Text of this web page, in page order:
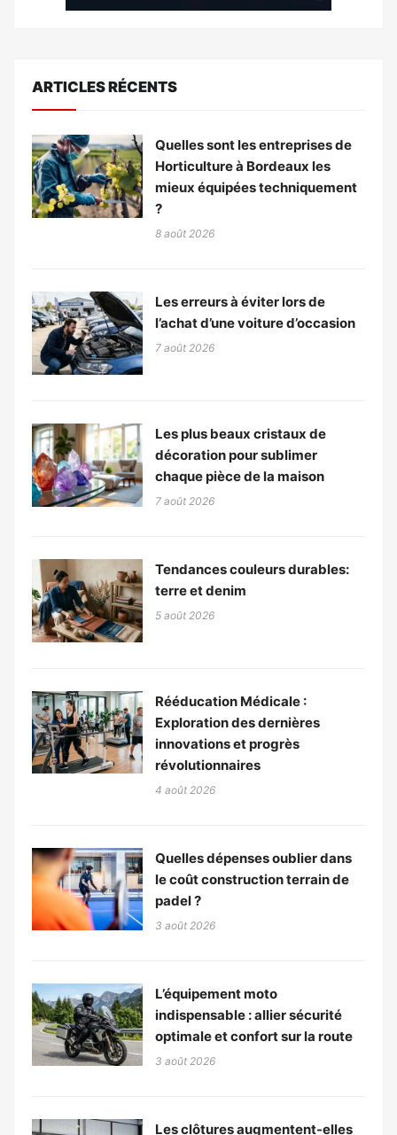
ARTICLES RÉCENTS
Quelles sont les entreprises de
Horticulture à Bordeaux les
mieux équipées techniquement
?
8 août 2026
Les erreurs à éviter lors de
l’achat d’une voiture d’occasion
7 août 2026
Les plus beaux cristaux de
décoration pour sublimer
chaque pièce de la maison
7 août 2026
Tendances couleurs durables:
terre et denim
5 août 2026
Rééducation Médicale :
Exploration des dernières
innovations et progrès
révolutionnaires
4 août 2026
Quelles dépenses oublier dans
le coût construction terrain de
padel ?
3 août 2026
L’équipement moto
indispensable : allier sécurité
optimale et confort sur la route
3 août 2026
Les clôtures augmentent-elles